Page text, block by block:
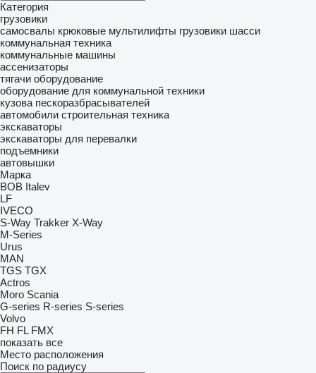
Категория
грузовики
самосвалы крюковые мультилифты грузовики шасси
коммунальная техника
коммунальные машины
ассенизаторы
тягачи оборудование
оборудование для коммунальной техники
кузова пескоразбрасывателей
автомобили строительная техника
экскаваторы
экскаваторы для перевалки
подъемники
автовышки
Марка
BOB Italev
LF
IVECO
S-Way Trakker X-Way
M-Series
Urus
MAN
TGS TGX
Actros
Moro Scania
G-series R-series S-series
Volvo
FH FL FMX
показать все
Место расположения
Поиск по радиусу